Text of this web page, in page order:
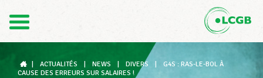
DE
ACTUALITÉS NEWS DIVERS
G4S : RAS-LE-BOL À
CAUSE DES ERREURS SUR SALAIRES !